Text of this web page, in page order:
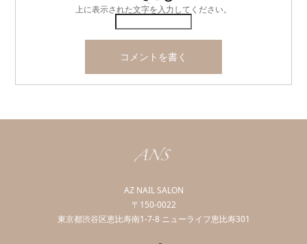
上に表示された文字を入力してください。
AZ NAIL SALON
〒150-0022
東京都渋谷区恵比寿南1-7-8 ニューライフ恵比寿301